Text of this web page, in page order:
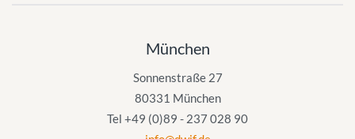
München
Sonnenstraße 27
80331 München
Tel +49 (0)89 - 237 028 90